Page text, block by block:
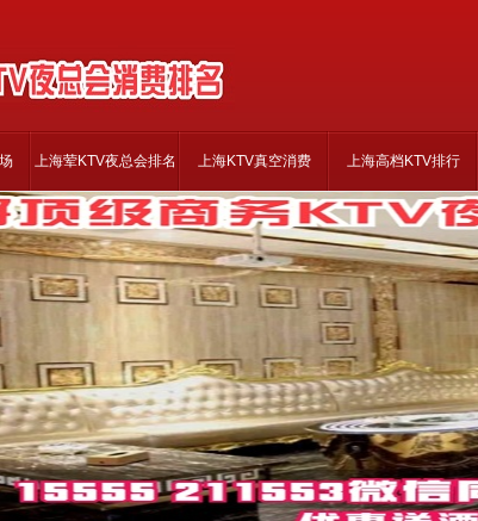
上海荤KTV夜总会排名 上海KTV真空消费 上海高档KTV排行